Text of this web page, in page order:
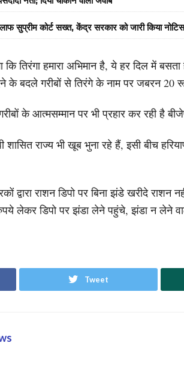
सुप्रीम कोर्ट सख्त, केंद्र सरकार को जारी किया नोटिस
तिरंगा हमारा अभिमान है, ये हर दिल में
के बदले गरीबों से तिरंगे के नाम पर जबरन 20
के आत्मसम्मान पर भी प्रहार कर रही है
राज्य भी खूब भुना रहे हैं, इसी बीच
द्वारा राशन डिपो पर बिना झंडे खरीदे राशन
लेकर डिपो पर झंडा लेने पहुंचे, झंडा न लेने
Tweet